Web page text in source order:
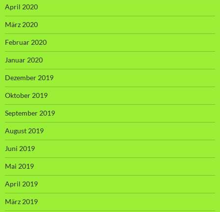
April 2020
März 2020
Februar 2020
Januar 2020
Dezember 2019
Oktober 2019
September 2019
August 2019
Juni 2019
Mai 2019
April 2019
März 2019